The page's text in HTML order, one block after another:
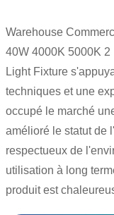
Warehouse
40W 4000K 5000K
Light Fixture
techniques et une
occupé le marché
amélioré le statut de
respectueux de
utilisation à long
produit est